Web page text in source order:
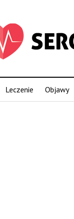
Leczenie Objawy